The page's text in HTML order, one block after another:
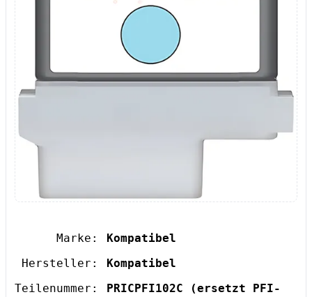
Marke:
Kompatibel
Hersteller:
Kompatibel
Teilenummer:
PRICPFI102C
(ersetzt PFI-